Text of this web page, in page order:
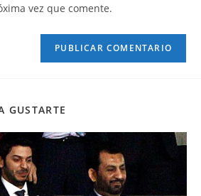
vez que comente.
GUSTARTE